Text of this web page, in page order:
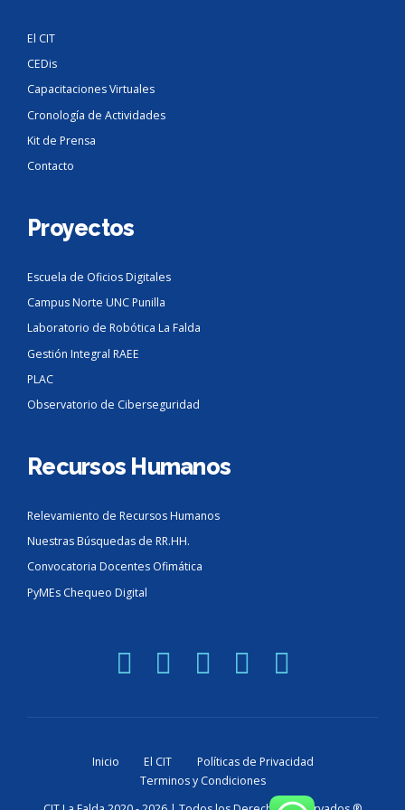
El CIT
CEDis
Capacitaciones Virtuales
Cronología de Actividades
Kit de Prensa
Contacto
Proyectos
Escuela de Oficios Digitales
Campus Norte UNC Punilla
Laboratorio de Robótica La Falda
Gestión Integral RAEE
PLAC
Observatorio de Ciberseguridad
Recursos Humanos
Relevamiento de Recursos Humanos
Nuestras Búsquedas de RR.HH.
Convocatoria Docentes Ofimática
PyMEs Chequeo Digital
Inicio El CIT
Políticas de Privacidad
Terminos y Condiciones